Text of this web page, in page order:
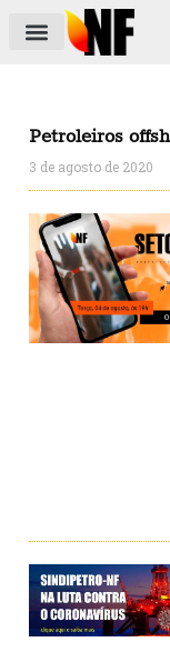
Petroleiros
3 de agosto de 2020